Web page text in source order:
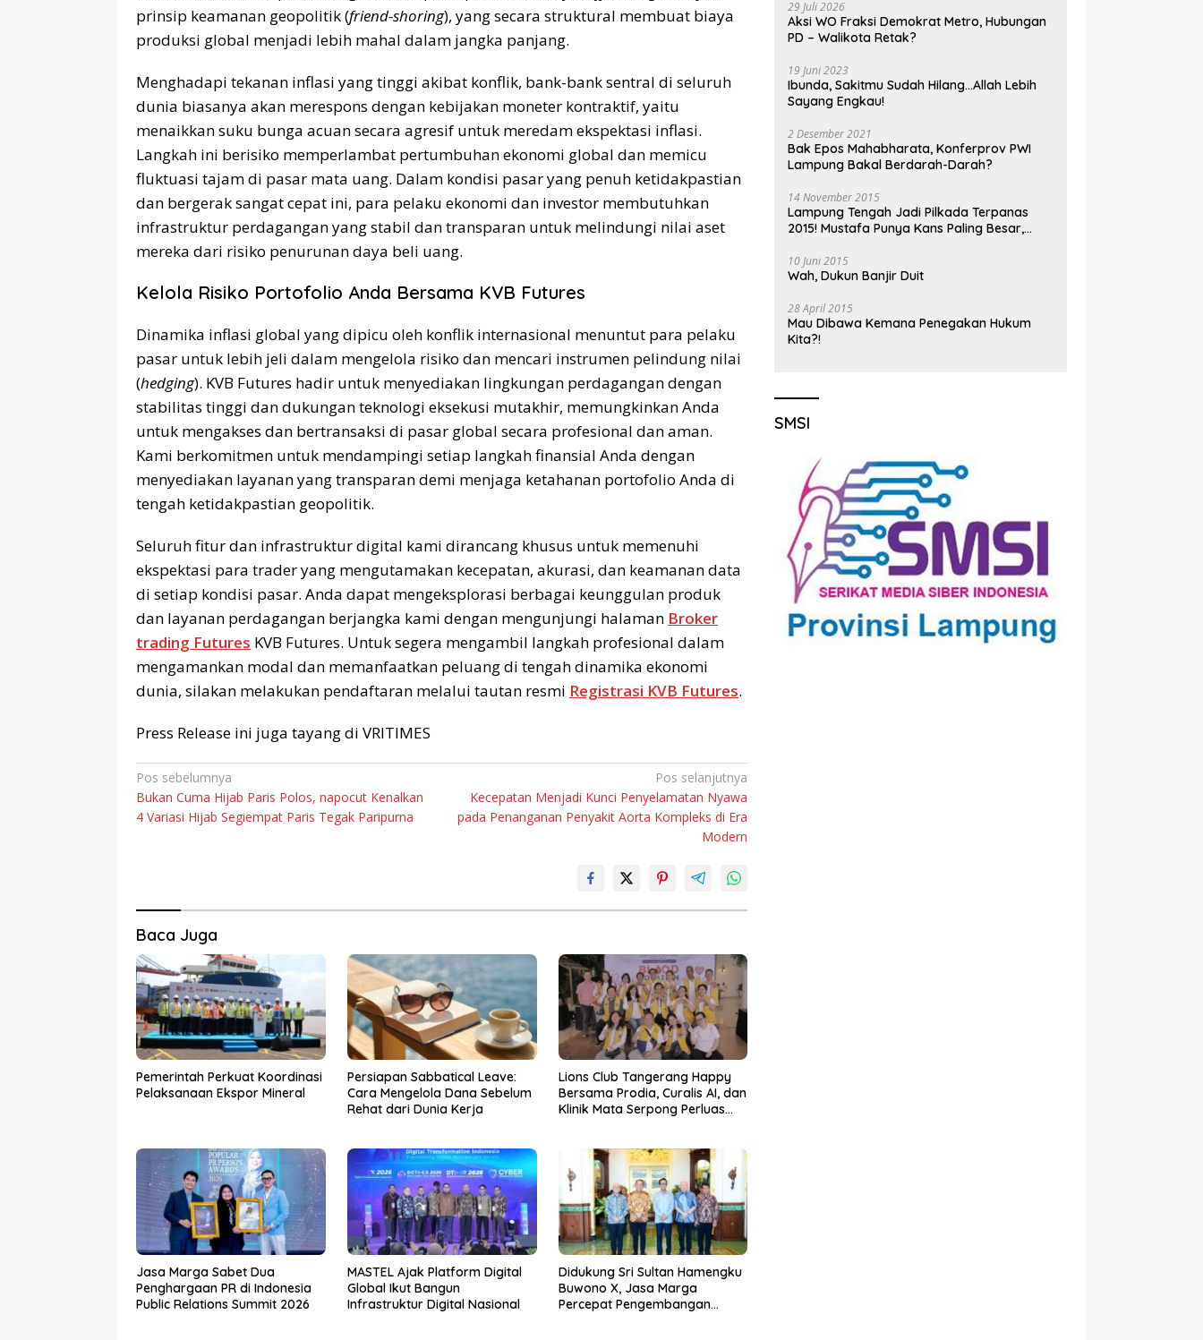
prinsip keamanan geopolitik (friend-shoring), yang secara struktural membuat biaya
produksi global menjadi lebih mahal dalam jangka panjang.
Menghadapi tekanan inflasi yang tinggi akibat konflik, bank-bank sentral di seluruh
dunia biasanya akan merespons dengan kebijakan moneter kontraktif, yaitu
menaikkan suku bunga acuan secara agresif untuk meredam ekspektasi inflasi.
Langkah ini berisiko memperlambat pertumbuhan ekonomi global dan memicu
fluktuasi tajam di pasar mata uang. Dalam kondisi pasar yang penuh ketidakpastian
dan bergerak sangat cepat ini, para pelaku ekonomi dan investor membutuhkan
infrastruktur perdagangan yang stabil dan transparan untuk melindungi nilai aset
mereka dari risiko penurunan daya beli uang.
Kelola Risiko Portofolio Anda Bersama KVB Futures
Dinamika inflasi global yang dipicu oleh konflik internasional menuntut para pelaku
pasar untuk lebih jeli dalam mengelola risiko dan mencari instrumen pelindung nilai
(hedging). KVB Futures hadir untuk menyediakan lingkungan perdagangan dengan
stabilitas tinggi dan dukungan teknologi eksekusi mutakhir, memungkinkan Anda
untuk mengakses dan bertransaksi di pasar global secara profesional dan aman.
Kami berkomitmen untuk mendampingi setiap langkah finansial Anda dengan
menyediakan layanan yang transparan demi menjaga ketahanan portofolio Anda di
tengah ketidakpastian geopolitik.
Seluruh fitur dan infrastruktur digital kami dirancang khusus untuk memenuhi
ekspektasi para trader yang mengutamakan kecepatan, akurasi, dan keamanan data
di setiap kondisi pasar. Anda dapat mengeksplorasi berbagai keunggulan produk
dan layanan perdagangan berjangka kami dengan mengunjungi halaman Broker
trading Futures KVB Futures. Untuk segera mengambil langkah profesional dalam
mengamankan modal dan memanfaatkan peluang di tengah dinamika ekonomi
dunia, silakan melakukan pendaftaran melalui tautan resmi Registrasi KVB Futures.
Press Release ini juga tayang di VRITIMES
Navigasi
pos
Pos sebelumnya
Bukan Cuma Hijab Paris Polos, napocut Kenalkan
4 Variasi Hijab Segiempat Paris Tegak Paripurna
Pos selanjutnya
Kecepatan Menjadi Kunci Penyelamatan Nyawa
pada Penanganan Penyakit Aorta Kompleks di Era
Modern
Baca Juga
Pemerintah Perkuat Koordinasi
Pelaksanaan Ekspor Mineral
Persiapan Sabbatical Leave:
Cara Mengelola Dana Sebelum
Rehat dari Dunia Kerja
Lions Club Tangerang Happy
Bersama Prodia, Curalis AI, dan
Klinik Mata Serpong Perluas
Kesehatan
Jasa Marga Sabet Dua
Penghargaan PR di Indonesia
Public Relations Summit 2026
MASTEL Ajak Platform Digital
Global Ikut Bangun
Infrastruktur Digital Nasional
Didukung Sri Sultan Hamengku
Buwono X, Jasa Marga
Percepat Pengembangan
29 Juli 2026
Aksi WO Fraksi Demokrat Metro, Hubungan
PD – Walikota Retak?
19 Juni 2023
Ibunda, Sakitmu Sudah Hilang…Allah Lebih
Sayang Engkau!
2 Desember 2021
Bak Epos Mahabharata, Konferprov PWI
Lampung Bakal Berdarah-Darah?
14 November 2015
Lampung Tengah Jadi Pilkada Terpanas
2015! Mustafa Punya Kans Paling Besar,
10 Juni 2015
Wah, Dukun Banjir Duit
28 April 2015
Mau Dibawa Kemana Penegakan Hukum
Kita?!
SMSI